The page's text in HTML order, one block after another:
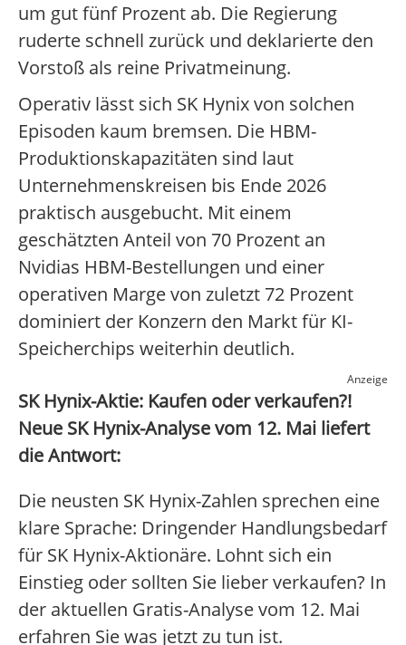
um gut fünf Prozent ab. Die Regierung
ruderte schnell zurück und deklarierte den
Vorstoß als reine Privatmeinung.
Operativ lässt sich SK Hynix von solchen
Episoden kaum bremsen. Die HBM-
Produktionskapazitäten sind laut
Unternehmenskreisen bis Ende 2026
praktisch ausgebucht. Mit einem
geschätzten Anteil von 70 Prozent an
Nvidias HBM-Bestellungen und einer
operativen Marge von zuletzt 72 Prozent
dominiert der Konzern den Markt für KI-
Speicherchips weiterhin deutlich.
Anzeige
SK Hynix-Aktie: Kaufen oder verkaufen?!
Neue SK Hynix-Analyse vom 12. Mai liefert
die Antwort:
Die neusten SK Hynix-Zahlen sprechen eine
klare Sprache: Dringender Handlungsbedarf
für SK Hynix-Aktionäre. Lohnt sich ein
Einstieg oder sollten Sie lieber verkaufen? In
der aktuellen Gratis-Analyse vom 12. Mai
erfahren Sie was jetzt zu tun ist.